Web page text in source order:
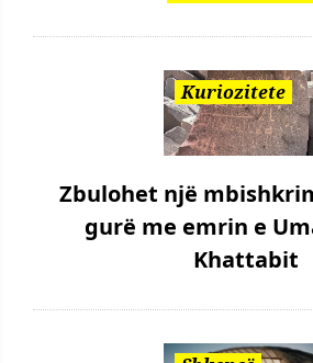
Kuriozitete
Zbulohet një
gurë me emrin e
Khattabit